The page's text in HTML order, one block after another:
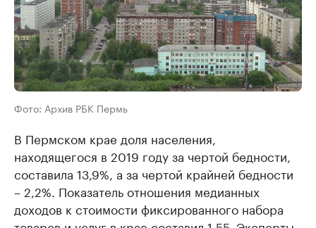
Фото: Архив РБК Пермь
В Пермском крае доля населения,
находящегося в 2019 году за чертой бедности,
составила 13,9%, а за чертой крайней бедности
– 2,2%. Показатель отношения медианных
доходов к стоимости фиксированного набора